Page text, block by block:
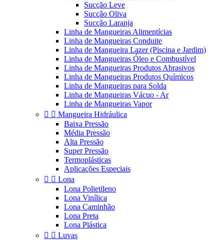
Sucção Leve
Sucção Oliva
Sucção Laranja
Linha de Mangueiras Alimentícias
Linha de Mangueiras Conduite
Linha de Mangueira Lazer (Piscina e Jardim)
Linha de Mangueiras Óleo e Combustível
Linha de Mangueiras Produtos Abrasivos
Linha de Mangueiras Produtos Químicos
Linha de Mangueiras para Solda
Linha de Mangueiras Vácuo - Ar
Linha de Mangueiras Vapor
  Mangueira Hidráulica
Baixa Pressão
Média Pressão
Alta Pressão
Super Pressão
Termoplásticas
Aplicações Especiais
  Lona
Lona Polietileno
Lona Vinílica
Lona Caminhão
Lona Preta
Lona Plástica
  Luvas